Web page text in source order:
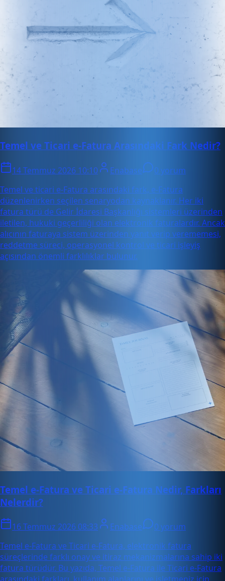
Temel ve Ticari e-Fatura Arasındaki Fark Nedir?
14 Temmuz 2026 10:10 Enabase
0 yorum
Temel ve ticari e-Fatura arasındaki fark, e-Fatura
düzenlenirken seçilen senaryodan kaynaklanır. Her iki
fatura türü de Gelir İdaresi Başkanlığı sistemleri üzerinden
iletilen, hukuki geçerliliği olan elektronik faturalardır. Ancak
alıcının faturaya sistem üzerinden yanıt verip verememesi,
reddetme süreci, operasyonel kontrol ve ticari işleyiş
açısından önemli farklılıklar bulunur.
Temel e-Fatura ve Ticari e-Fatura Nedir, Farkları
Nelerdir?
16 Temmuz 2026 08:33 Enabase
0 yorum
Temel e-Fatura ve Ticari e-Fatura, elektronik fatura
süreçlerinde farklı onay ve itiraz mekanizmalarına sahip iki
fatura türüdür. Bu yazıda, Temel e-Fatura ile Ticari e-Fatura